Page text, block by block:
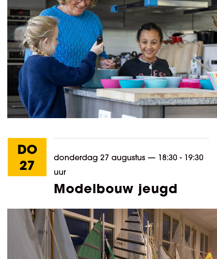
DO
27
donderdag 27 augustus — 18:30 - 19:30
uur
Modelbouw jeugd